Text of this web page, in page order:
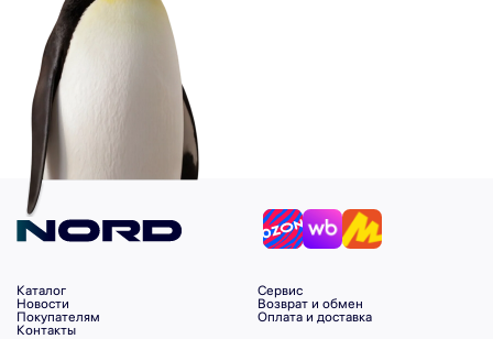
Каталог
Новости
Покупателям
Контакты
Сервис
Возврат и обмен
Оплата и доставка